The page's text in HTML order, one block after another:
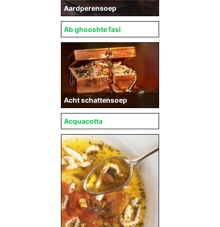
Aardperensoep
Ab ghooshte fasl
Acht schattensoep
Acquacotta